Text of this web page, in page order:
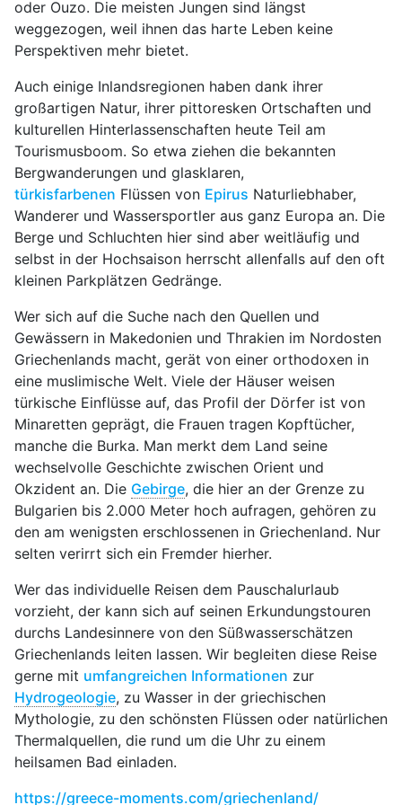
oder Ouzo. Die meisten Jungen sind längst
weggezogen, weil ihnen das harte Leben keine
Perspektiven mehr bietet.
Auch einige Inlandsregionen haben dank ihrer
großartigen Natur, ihrer pittoresken Ortschaften und
kulturellen Hinterlassenschaften heute Teil am
Tourismusboom. So etwa ziehen die bekannten
Bergwanderungen und glasklaren,
türkisfarbenen Flüssen von Epirus Naturliebhaber,
Wanderer und Wassersportler aus ganz Europa an. Die
Berge und Schluchten hier sind aber weitläufig und
selbst in der Hochsaison herrscht allenfalls auf den oft
kleinen Parkplätzen Gedränge.
Wer sich auf die Suche nach den Quellen und
Gewässern in Makedonien und Thrakien im Nordosten
Griechenlands macht, gerät von einer orthodoxen in
eine muslimische Welt. Viele der Häuser weisen
türkische Einflüsse auf, das Profil der Dörfer ist von
Minaretten geprägt, die Frauen tragen Kopftücher,
manche die Burka. Man merkt dem Land seine
wechselvolle Geschichte zwischen Orient und
Okzident an. Die Gebirge, die hier an der Grenze zu
Bulgarien bis 2.000 Meter hoch aufragen, gehören zu
den am wenigsten erschlossenen in Griechenland. Nur
selten verirrt sich ein Fremder hierher.
Wer das individuelle Reisen dem Pauschalurlaub
vorzieht, der kann sich auf seinen Erkundungstouren
durchs Landesinnere von den Süßwasserschätzen
Griechenlands leiten lassen. Wir begleiten diese Reise
gerne mit umfangreichen Informationen zur
Hydrogeologie, zu Wasser in der griechischen
Mythologie, zu den schönsten Flüssen oder natürlichen
Thermalquellen, die rund um die Uhr zu einem
heilsamen Bad einladen.
https://greece-moments.com/griechenland/